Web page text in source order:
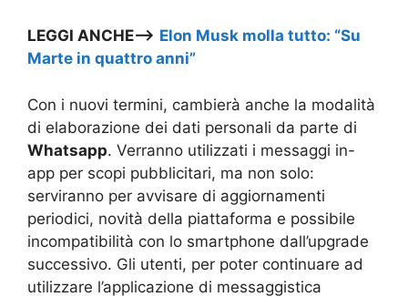
LEGGI ANCHE—> Elon Musk molla tutto: “Su
Marte in quattro anni”
Con i nuovi termini, cambierà anche la modalità
di elaborazione dei dati personali da parte di
Whatsapp. Verranno utilizzati i messaggi in-
app per scopi pubblicitari, ma non solo:
serviranno per avvisare di aggiornamenti
periodici, novità della piattaforma e possibile
incompatibilità con lo smartphone dall’upgrade
successivo. Gli utenti, per poter continuare ad
utilizzare l’applicazione di messaggistica